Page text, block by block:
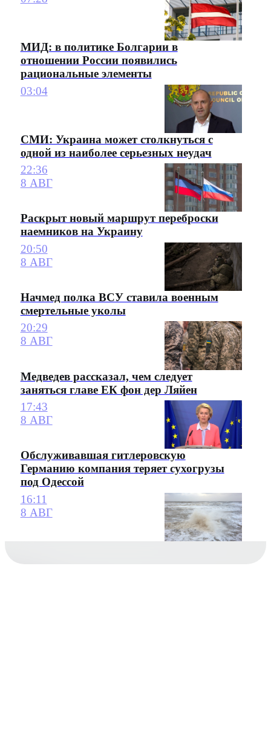
МИД: в политике Болгарии в
отношении России появились
рациональные элементы
03:04
СМИ: Украина может столкнуться с
одной из наиболее серьезных неудач
22:36
8 АВГ
Раскрыт новый маршрут переброски
наемников на Украину
20:50
8 АВГ
Начмед полка ВСУ ставила военным
смертельные уколы
20:29
8 АВГ
Медведев рассказал, чем следует
заняться главе ЕК фон дер Ляйен
17:43
8 АВГ
Обслуживавшая гитлеровскую
Германию компания теряет сухогрузы
под Одессой
16:11
8 АВГ